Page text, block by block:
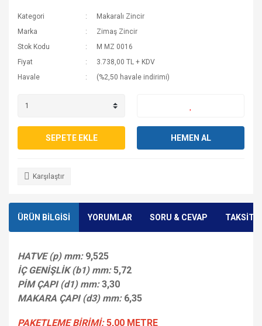
Kategori
Makaralı Zincir
Marka
Zimaş Zincir
Stok Kodu
M MZ 0016
Fiyat
3.738,00 TL + KDV
Havale
(%2,50 havale indirimi)
SEPETE EKLE HEMEN AL
Karşılaştır
ÜRÜN BİLGİSİ YORUMLAR SORU & CEVAP TAKSİT
HATVE (p) mm:9,525
İÇ GENİŞLİK (b1) mm:5,72
PİM ÇAPI (d1) mm:3,30
MAKARA ÇAPI (d3) mm:6,35
PAKETLEME BİRİMİ:5,00 METRE